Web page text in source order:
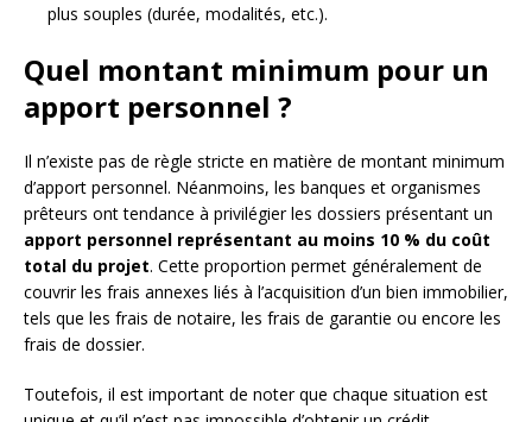
plus souples (durée, modalités, etc.).
Quel montant minimum pour un
apport personnel ?
Il n’existe pas de règle stricte en matière de montant minimum
d’apport personnel. Néanmoins, les banques et organismes
prêteurs ont tendance à privilégier les dossiers présentant un
apport personnel représentant au moins 10 % du coût
total du projet. Cette proportion permet généralement de
couvrir les frais annexes liés à l’acquisition d’un bien immobilier,
tels que les frais de notaire, les frais de garantie ou encore les
frais de dossier.
Toutefois, il est important de noter que chaque situation est